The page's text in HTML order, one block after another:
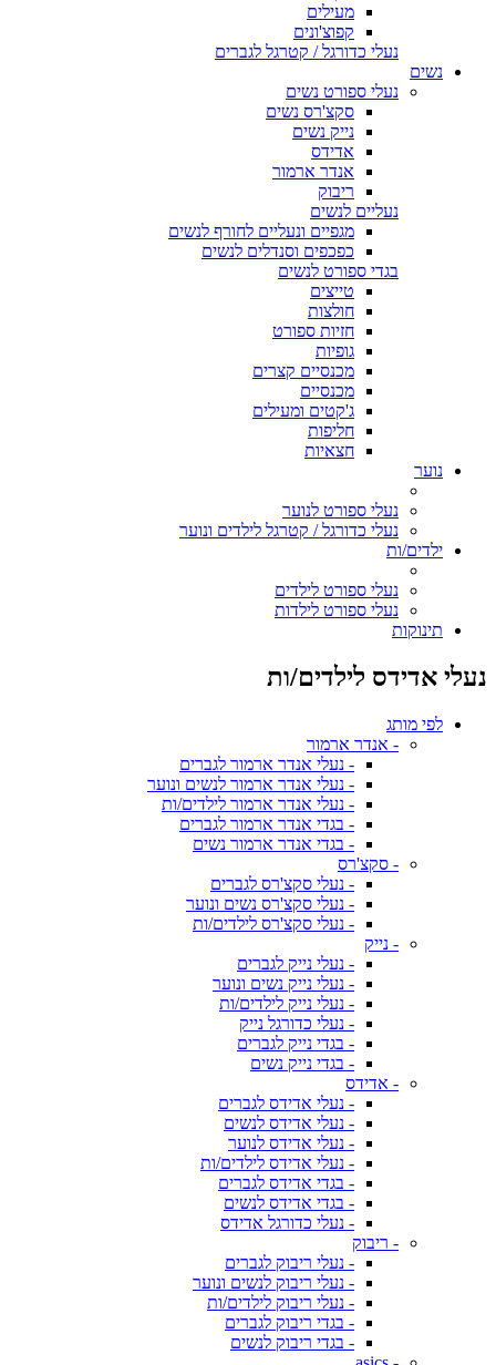
מעילים
קפוצ'ונים
נעלי כדורגל / קטרגל לגברים
נשים
נעלי ספורט נשים
סקצ'רס נשים
נייק נשים
אדידס
אנדר ארמור
ריבוק
נעליים לנשים
מגפיים ונעליים לחורף לנשים
כפכפים וסנדלים לנשים
בגדי ספורט לנשים
טייצים
חולצות
חזיות ספורט
גופיות
מכנסיים קצרים
מכנסיים
ג'קטים ומעילים
חליפות
חצאיות
נוער
נעלי ספורט לנוער
נעלי כדורגל / קטרגל לילדים ונוער
ילדים/ות
נעלי ספורט לילדים
נעלי ספורט לילדות
תינוקות
נעלי אדידס לילדים/ות
לפי מותג
- אנדר ארמור
- נעלי אנדר ארמור לגברים
- נעלי אנדר ארמור לנשים ונוער
- נעלי אנדר ארמור לילדים/ות
- בגדי אנדר ארמור לגברים
- בגדי אנדר ארמור נשים
- סקצ'רס
- נעלי סקצ'רס לגברים
- נעלי סקצ'רס נשים ונוער
- נעלי סקצ'רס לילדים/ות
- נייק
- נעלי נייק לגברים
- נעלי נייק נשים ונוער
- נעלי נייק לילדים/ות
- נעלי כדורגל נייק
- בגדי נייק לגברים
- בגדי נייק נשים
- אדידס
- נעלי אדידס לגברים
- נעלי אדידס לנשים
- נעלי אדידס לנוער
- נעלי אדידס לילדים/ות
- בגדי אדידס לגברים
- בגדי אדידס לנשים
- נעלי כדורגל אדידס
- ריבוק
- נעלי ריבוק לגברים
- נעלי ריבוק לנשים ונוער
- נעלי ריבוק לילדים/ות
- בגדי ריבוק לגברים
- בגדי ריבוק לנשים